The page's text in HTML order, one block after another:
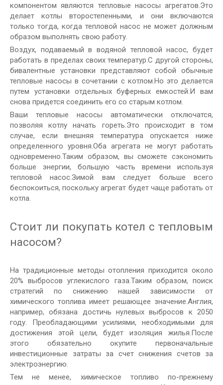
компонентом являются тепловые насосы агрегатов.Это
делает котлы второстепенными, и они включаются
только тогда, когда тепловой насос не может должным
образом выполнять свою работу.
Воздух, подаваемый в водяной тепловой насос, будет
работать в пределах своих температур.С другой стороны,
бивалентные установки представляют собой обычные
тепловые насосы в сочетании с котлом.Но это делается
путем установки отдельных буферных емкостей.И вам
снова придется соединить его со старым котлом.
Ваши тепловые насосы автоматически отключатся,
позволяя котлу начать гореть.Это происходит в том
случае, если внешняя температура опускается ниже
определенного уровня.Оба агрегата не могут работать
одновременно.Таким образом, вы сможете сэкономить
больше энергии, большую часть времени используя
тепловой насос.Зимой вам следует больше всего
беспокоиться, поскольку агрегат будет чаще работать от
котла.
Стоит ли покупать котел с тепловым
насосом?
На традиционные методы отопления приходится около
20% выбросов углекислого газа.Таким образом, поиск
стратегий по снижению нашей зависимости от
химического топлива имеет решающее значение.Англия,
например, обязана достичь нулевых выбросов к 2050
году. Преобладающими усилиями, необходимыми для
достижения этой цели, будет изоляция жилья.После
этого обязательно окупите первоначальные
инвестиционные затраты за счет снижения счетов за
электроэнергию.
Тем не менее, химическое топливо по-прежнему